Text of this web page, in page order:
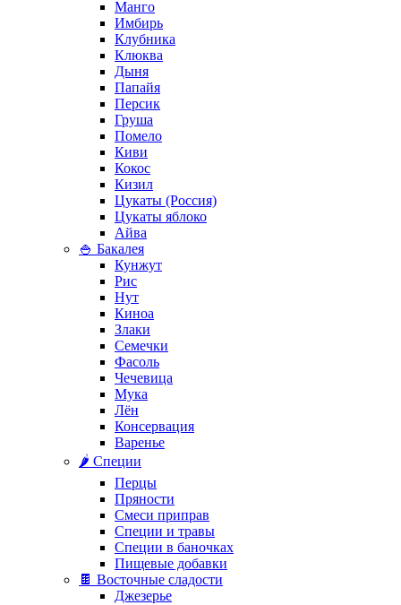
Манго
Имбирь
Клубника
Клюква
Дыня
Папайя
Персик
Груша
Помело
Киви
Кокос
Кизил
Цукаты (Россия)
Цукаты яблоко
Айва
🍚 Бакалея
Кунжут
Рис
Нут
Киноа
Злаки
Семечки
Фасоль
Чечевица
Мука
Лён
Консервация
Варенье
🌶️ Специи
Перцы
Пряности
Смеси приправ
Специи и травы
Специи в баночках
Пищевые добавки
🍫 Восточные сладости
Джезерье